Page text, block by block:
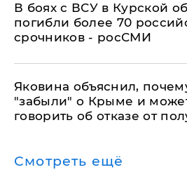
В боях с ВСУ в Курской
погибли более 70
срочников - росСМИ
Яковина объяснил,
"забыли" о Крыме и
говорить об отказе от
Смотреть ещё